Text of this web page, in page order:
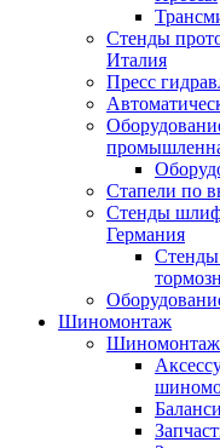
Стенды
Италия
Пресс
Стапели по
Стенды
Германия
Стенды
Шиномонтаж